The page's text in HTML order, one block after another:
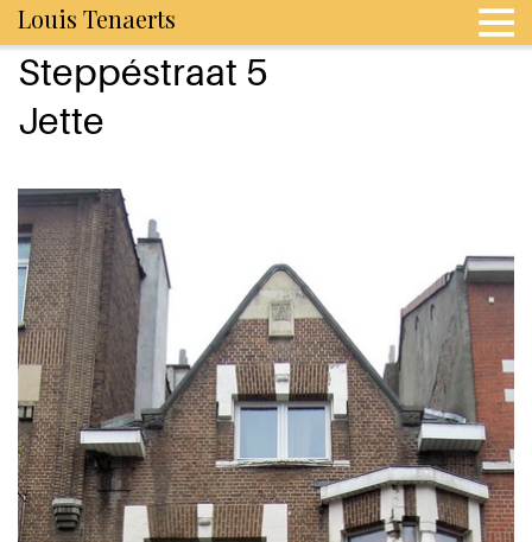
Louis Tenaerts
Steppéstraat 5
Jette